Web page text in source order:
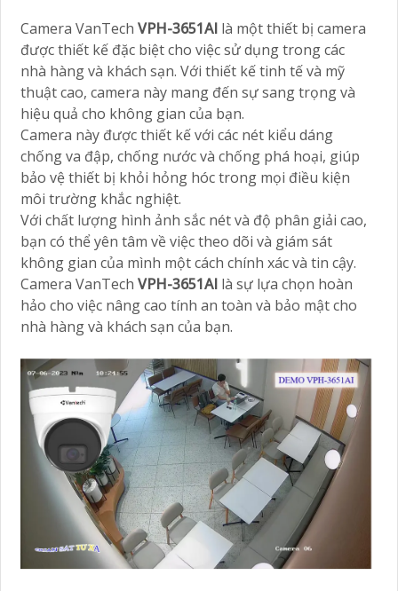
Camera VanTech VPH-3651AI là một thiết bị camera
được thiết kế đặc biệt cho việc sử dụng trong các
nhà hàng và khách sạn. Với thiết kế tinh tế và mỹ
thuật cao, camera này mang đến sự sang trọng và
hiệu quả cho không gian của bạn.
Camera này được thiết kế với các nét kiểu dáng
chống va đập, chống nước và chống phá hoại, giúp
bảo vệ thiết bị khỏi hỏng hóc trong mọi điều kiện
môi trường khắc nghiệt.
Với chất lượng hình ảnh sắc nét và độ phân giải cao,
bạn có thể yên tâm về việc theo dõi và giám sát
không gian của mình một cách chính xác và tin cậy.
Camera VanTech VPH-3651AI là sự lựa chọn hoàn
hảo cho việc nâng cao tính an toàn và bảo mật cho
nhà hàng và khách sạn của bạn.